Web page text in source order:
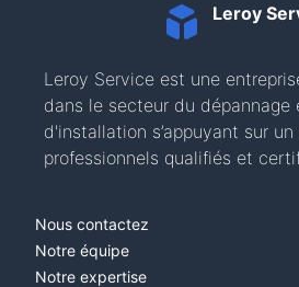
Leroy
Leroy Service est une
dans le secteur du dépannage
d'installation s’appuyant sur
professionnels qualifiés et
Nous contactez
Notre équipe
Notre expertise